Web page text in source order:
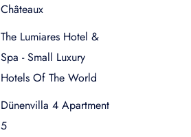
Châteaux
The Lumiares Hotel &
Spa - Small Luxury
Hotels Of The World
Dünenvilla 4 Apartment
5